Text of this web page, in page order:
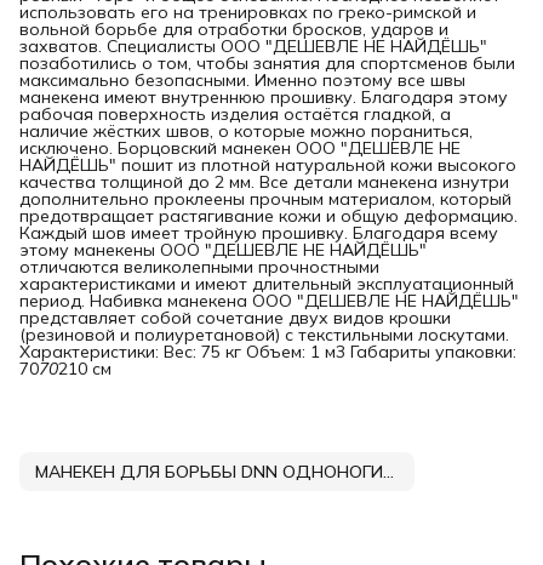
использовать его на тренировках по греко-римской и
вольной борьбе для отработки бросков, ударов и
захватов. Специалисты ООО "ДЕШЕВЛЕ НЕ НАЙДЁШЬ"
позаботились о том, чтобы занятия для спортсменов были
максимально безопасными. Именно поэтому все швы
манекена имеют внутреннюю прошивку. Благодаря этому
рабочая поверхность изделия остаётся гладкой, а
наличие жёстких швов, о которые можно пораниться,
исключено. Борцовский манекен ООО "ДЕШЕВЛЕ НЕ
НАЙДЁШЬ" пошит из плотной натуральной кожи высокого
качества толщиной до 2 мм. Все детали манекена изнутри
дополнительно проклеены прочным материалом, который
предотвращает растягивание кожи и общую деформацию.
Каждый шов имеет тройную прошивку. Благодаря всему
этому манекены ООО "ДЕШЕВЛЕ НЕ НАЙДЁШЬ"
отличаются великолепными прочностными
характеристиками и имеют длительный эксплуатационный
период. Набивка манекена ООО "ДЕШЕВЛЕ НЕ НАЙДЁШЬ"
представляет собой сочетание двух видов крошки
(резиновой и полиуретановой) с текстильными лоскутами.
Характеристики: Вес: 75 кг Объем: 1 м3 Габариты упаковки:
7070210 см
МАНЕКЕН ДЛЯ БОРЬБЫ DNN ОДНОНОГИЙ КОЖА